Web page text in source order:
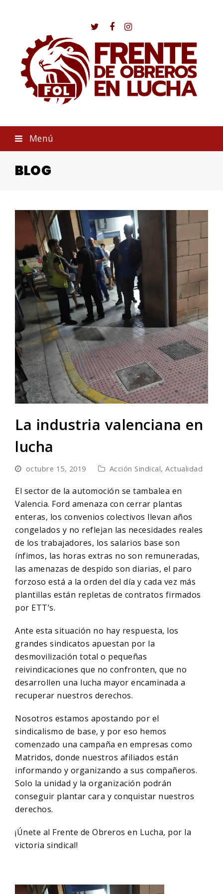
Twitter
FacebookInstagram
Menú
BLOG
La industria valenciana en
lucha
octubre 15, 2019 Acción Sindical, Actualidad
El sector de la automoción se tambalea en
Valencia. Ford amenaza con cerrar plantas
enteras, los convenios colectivos llevan años
congelados y no reflejan las necesidades reales
de los trabajadores, los salarios base son
ínfimos, las horas extras no son remuneradas,
las amenazas de despido son diarias, el paro
forzoso está a la orden del día y cada vez más
plantillas están repletas de contratos firmados
por ETT’s.
Ante esta situación no hay respuesta, los
grandes sindicatos apuestan por la
desmovilización total o pequeñas
reivindicaciones que no confronten, que no
desarrollen una lucha mayor encaminada a
recuperar nuestros derechos.
Nosotros estamos apostando por el
sindicalismo de base, y por eso hemos
comenzado una campaña en empresas como
Matridos, donde nuestros afiliados están
informando y organizando a sus compañeros.
Solo la unidad y la organización podrán
conseguir plantar cara y conquistar nuestros
derechos.
¡Únete al Frente de Obreros en Lucha, por la
victoria sindical!